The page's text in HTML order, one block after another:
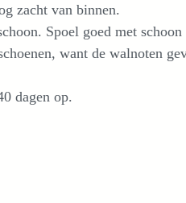
zacht van binnen.
Spoel goed met schoon
want de walnoten
dagen op.